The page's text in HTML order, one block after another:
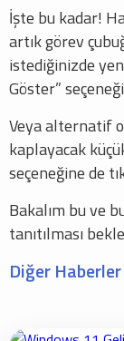
İşte bu kadar!
artık görev
istediğinizde
Göster”
Veya alternatif
kaplayacak
seçeneğine de
Bakalım bu ve
tanıtılması
Diğer Haberler